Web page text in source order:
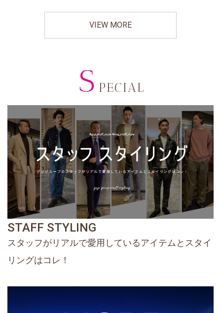
VIEW MORE
S PECIAL
STAFF STYLING
スタッフがリアルで愛用しているアイテムとスタイ
リングはコレ！